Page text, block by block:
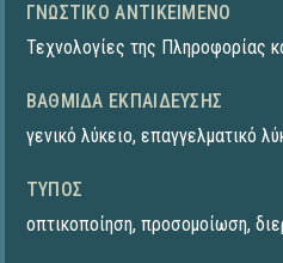
ΓΝΩΣΤΙΚΌ ΑΝΤΙΚΕΊΜΕΝΟ
Τεχνολογίες της Πληροφορίας
ΒΑΘΜΊΔΑ ΕΚΠΑΊΔΕΥΣΗΣ
γενικό λύκειο, επαγγελματικό
ΤΎΠΟΣ
οπτικοποίηση, προσομοίωση,